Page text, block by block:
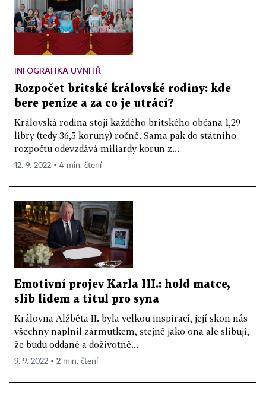
INFOGRAFIKA UVNITŘ
Rozpočet britské královské rodiny: kde
bere peníze a za co je utrácí?
Královská rodina stojí každého britského občana 1,29
libry (tedy 36,5 koruny) ročně. Sama pak do státního
rozpočtu odevzdává miliardy korun z...
12. 9. 2022 ▪ 4 min. čtení
Emotivní projev Karla III.: hold matce,
slib lidem a titul pro syna
Královna Alžběta II. byla velkou inspirací, její skon nás
všechny naplnil zármutkem, stejně jako ona ale slibuji,
že budu oddaně a doživotně...
9. 9. 2022 ▪ 2 min. čtení